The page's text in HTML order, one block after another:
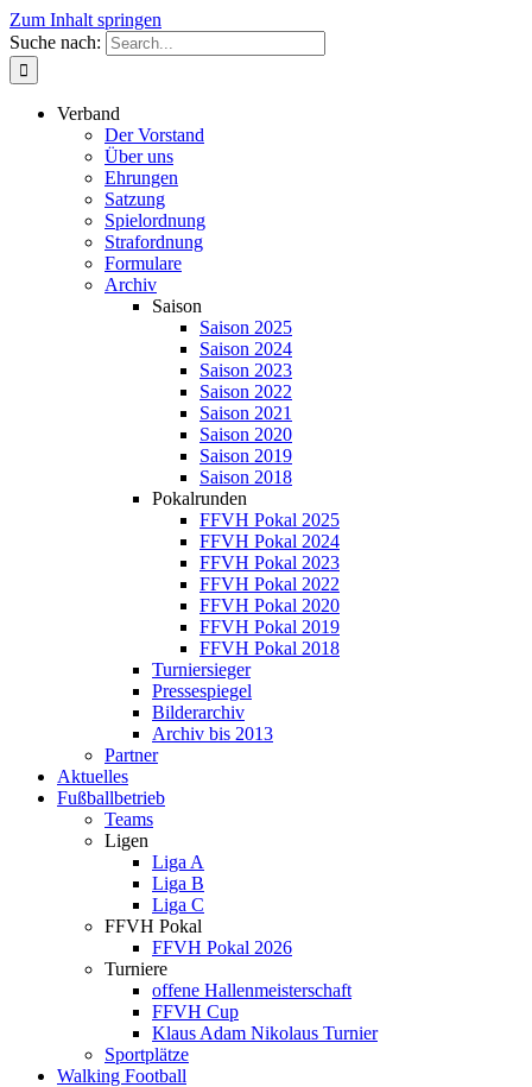
Zum Inhalt springen
Suche nach:
Verband
Der Vorstand
Über uns
Ehrungen
Satzung
Spielordnung
Strafordnung
Formulare
Archiv
Saison
Saison 2025
Saison 2024
Saison 2023
Saison 2022
Saison 2021
Saison 2020
Saison 2019
Saison 2018
Pokalrunden
FFVH Pokal 2025
FFVH Pokal 2024
FFVH Pokal 2023
FFVH Pokal 2022
FFVH Pokal 2020
FFVH Pokal 2019
FFVH Pokal 2018
Turniersieger
Pressespiegel
Bilderarchiv
Archiv bis 2013
Partner
Aktuelles
Fußballbetrieb
Teams
Ligen
Liga A
Liga B
Liga C
FFVH Pokal
FFVH Pokal 2026
Turniere
offene Hallenmeisterschaft
FFVH Cup
Klaus Adam Nikolaus Turnier
Sportplätze
Walking Football